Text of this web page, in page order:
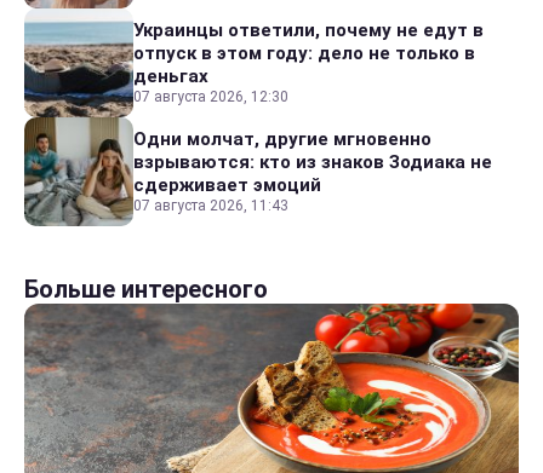
Украинцы ответили, почему не едут в
отпуск в этом году: дело не только в
деньгах
07 августа 2026, 12:30
Одни молчат, другие мгновенно
взрываются: кто из знаков Зодиака не
сдерживает эмоций
07 августа 2026, 11:43
Больше интересного